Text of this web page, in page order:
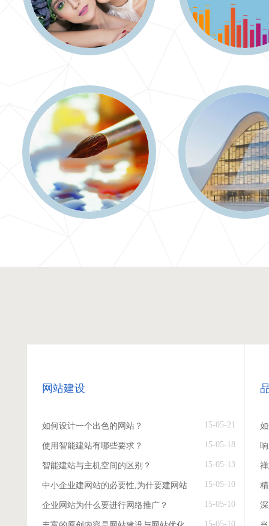
网站建设
如何设计一个出色的网站？ 15-05-21
使用智能建站有哪些要求？ 15-05-18
智能建站与主机空间的区别？ 15-05-13
中小企业建网站的必要性,为什要建网站 15-05-10
企业网站为什么要进行网络推广？ 15-05-10
15-05-10